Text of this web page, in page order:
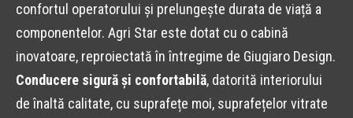
confortul operatorului și prelungește durata de viață a
componentelor. Agri Star este dotat cu o cabină
inovatoare, reproiectată în întregime de Giugiaro Design.
Conducere sigură și confortabilă, datorită interiorului
de înaltă calitate, cu suprafețe moi, suprafețelor vitrate